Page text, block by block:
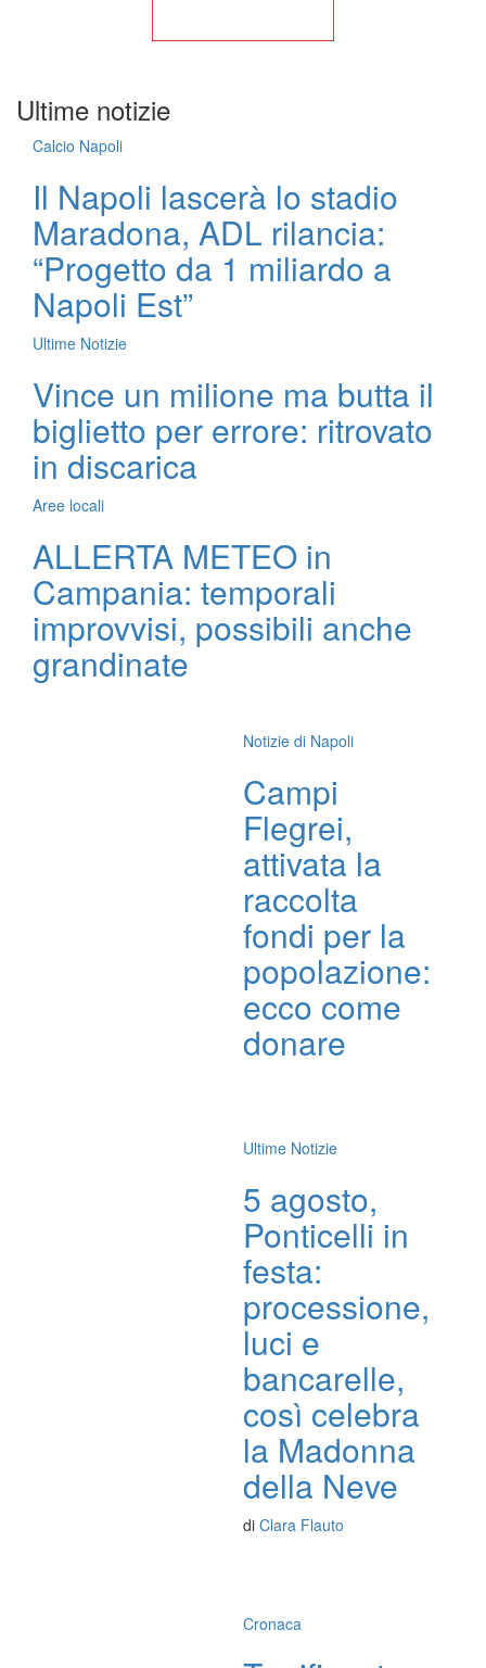
Ultime notizie
Calcio Napoli
Il Napoli lascerà lo stadio
Maradona, ADL rilancia:
“Progetto da 1 miliardo a
Napoli Est”
Ultime Notizie
Vince un milione ma butta il
biglietto per errore: ritrovato
in discarica
Aree locali
ALLERTA METEO in
Campania: temporali
improvvisi, possibili anche
grandinate
Notizie di Napoli
Campi
Flegrei,
attivata la
raccolta
fondi per la
popolazione:
ecco come
donare
Ultime Notizie
5 agosto,
Ponticelli in
festa:
processione,
luci e
bancarelle,
così celebra
la Madonna
della Neve
di Clara Flauto
Cronaca